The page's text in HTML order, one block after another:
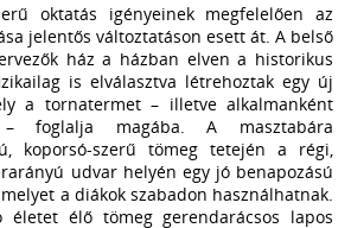
oktatás igényeinek megfelelően az
jelentős változtatáson esett át. A belső
ház a házban elven a historikus
is elválasztva létrehoztak egy új
a tornatermet – illetve alkalmanként
– foglalja magába. A masztabára
koporsó-szerű tömeg tetején a régi,
udvar helyén egy jó benapozású
a diákok szabadon használhatnak.
életet élő tömeg gerendarácsos lapos